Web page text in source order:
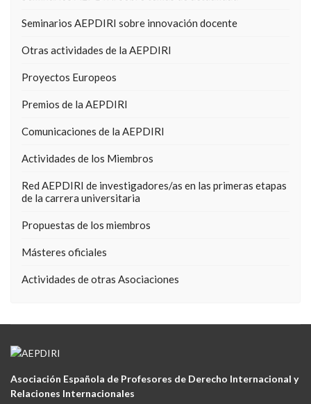
Seminarios AEPDIRI sobre innovación docente
Otras actividades de la AEPDIRI
Proyectos Europeos
Premios de la AEPDIRI
Comunicaciones de la AEPDIRI
Actividades de los Miembros
Red AEPDIRI de investigadores/as en las primeras etapas
de la carrera universitaria
Propuestas de los miembros
Másteres oficiales
Actividades de otras Asociaciones
Asociación Española de Profesores de Derecho Internacional y
Relaciones Internacionales